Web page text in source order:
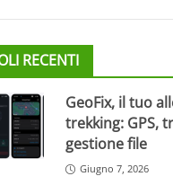
RECENTI
GeoFix, il tuo
trekking: GPS,
gestione file
Giugno 7, 2026